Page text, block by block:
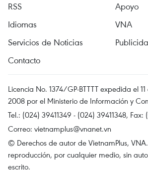
RSS
Apoyo
Idiomas
VNA
Servicios de Noticias
Contacto
Licencia No. 1374/GP-BTTTT expedida el
2008 por el Ministerio de Información y
Tel.: (024) 39411349 - (024) 39411348, Fax:
Correo: vietnamplus@vnanet.vn
© Derechos de autor de VietnamPlus,
reproducción, por cualquier medio, sin
escrito.